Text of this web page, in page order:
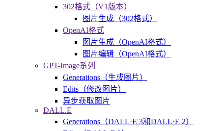
302格式（V1版本）
图片生成（302格式）
OpenAI格式
图片生成（OpenAI格式）
图片编辑（OpenAI格式）
GPT-Image系列
Generations（生成图片）
Edits（修改图片）
异步获取图片
DALL.E
Generations（DALL·E 3和DALL·E 2）